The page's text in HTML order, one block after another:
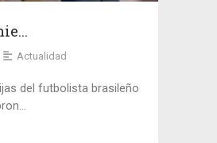
Actualidad
del futbolista brasileño